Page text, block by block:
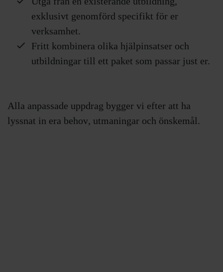
exklusivt genomförd specifikt för er
verksamhet.
Fritt kombinera olika hjälpinsatser och
utbildningar till ett paket som passar just er. ​
Alla anpassade uppdrag bygger vi efter att ha
lyssnat in era behov, utmaningar och önskemål.